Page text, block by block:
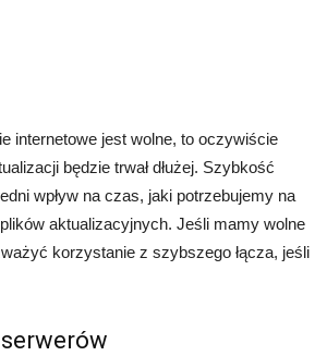
internetowe jest wolne, to oczywiście
będzie trwał dłużej. Szybkość
wpływ na czas, jaki potrzebujemy na
aktualizacyjnych. Jeśli mamy wolne
korzystanie z szybszego łącza, jeśli